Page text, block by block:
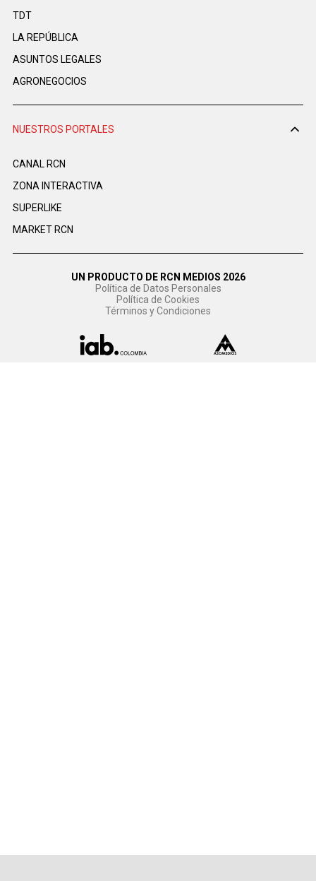
TDT
LA REPÚBLICA
ASUNTOS LEGALES
AGRONEGOCIOS
NUESTROS PORTALES
CANAL RCN
ZONA INTERACTIVA
SUPERLIKE
MARKET RCN
UN PRODUCTO DE RCN MEDIOS 2026
Política de Datos Personales
Política de Cookies
Términos y Condiciones